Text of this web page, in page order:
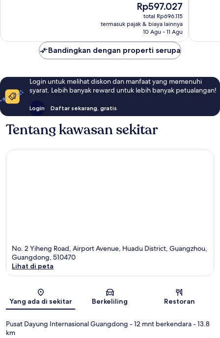
Harga
sekarang
Rp597.027
Rp597.027
total Rp696.115
termasuk pajak & biaya lainnya
10 Agu - 11 Agu
Bandingkan dengan properti serupa
Login untuk melihat diskon dan manfaat yang memenuhi
syarat. Lebih banyak reward untuk lebih banyak petualangan!
Login Daftar sekarang, gratis
Tentang kawasan sekitar
No. 2 Yiheng Road, Airport Avenue, Huadu District, Guangzhou,
Guangdong, 510470
Lihat di peta
Yang ada di sekitar Berkeliling Restoran
Pusat Dayung Internasional Guangdong - 12 mnt berkendara- 13.8
km